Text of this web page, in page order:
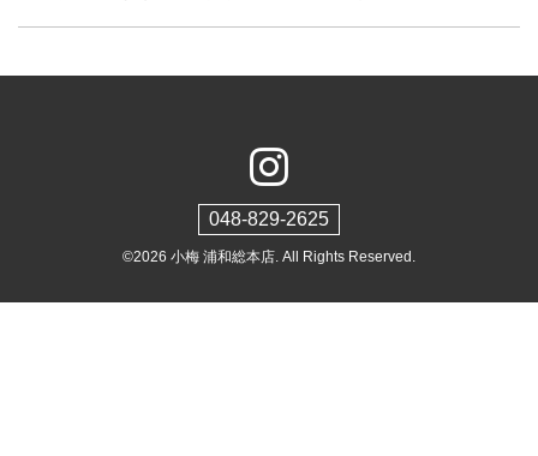
048-829-2625
©2026 小梅 浦和総本店. All Rights Reserved.